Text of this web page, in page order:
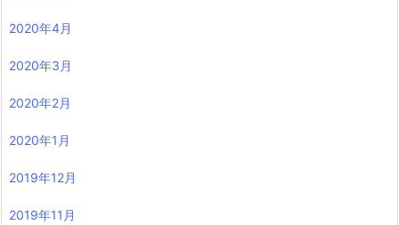
2020年4月
2020年3月
2020年2月
2020年1月
2019年12月
2019年11月